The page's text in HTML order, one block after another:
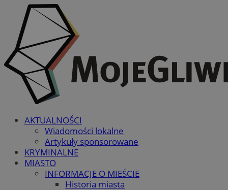
AKTUALNOŚCI
Wiadomości lokalne
Artykuły sponsorowane
KRYMINALNE
MIASTO
INFORMACJE O MIEŚCIE
Historia miasta